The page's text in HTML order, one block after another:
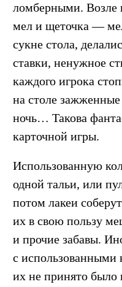
ломберными. Возле
мел и щеточка —
сукне стола,
ставки, ненужное
каждого игрока
на столе
ночь… Такова
карточной игры.
Использованную
одной тальи, или
потом лакеи
их в свою пользу
и прочие забавы.
с
их не принято было